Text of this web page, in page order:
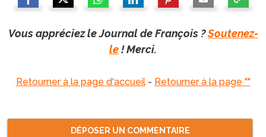
Vous appréciez le Journal de François ?Soutenez-
le! Merci.
Retourner à la page d'accueil- Retourner à la page ""
DÉPOSER UN COMMENTAIRE